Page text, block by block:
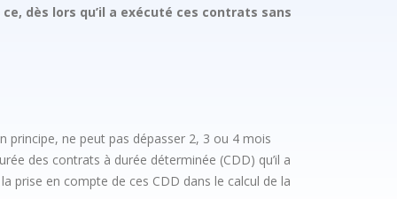
dès lors qu’il a exécuté ces contrats sans
principe, ne peut pas dépasser 2, 3 ou 4 mois
des contrats à durée déterminée (CDD) qu’il a
prise en compte de ces CDD dans le calcul de la